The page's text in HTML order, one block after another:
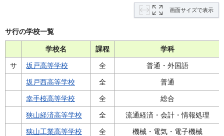
画面サイズで表示
サ行の学校一覧
学校名 課程 学科
サ 坂戸高等学校 全 普通・外国語
坂戸西高等学校 全 普通
幸手桜高等学校 全 総合
狭山経済高等学校 全 流通経済・会計・情報処理
狭山工業高等学校 全 機械・電気・電子機械